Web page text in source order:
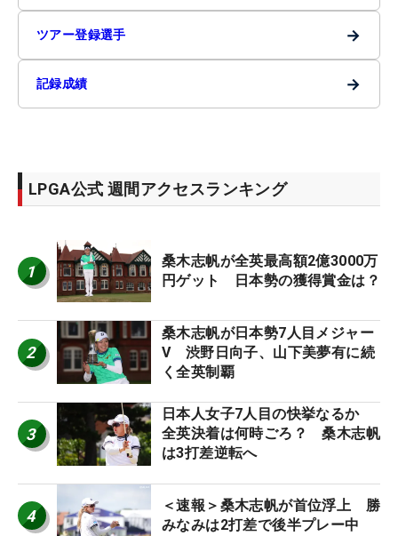
ツアー登録選手 →
記録成績 →
LPGA公式 週間アクセスランキング
1
桑木志帆が全英最高額2億3000万
円ゲット 日本勢の獲得賞金は？
2
桑木志帆が日本勢7人目メジャー
V 渋野日向子、山下美夢有に続
く全英制覇
3
日本人女子7人目の快挙なるか
全英決着は何時ごろ？ 桑木志帆
は3打差逆転へ
4
＜速報＞桑木志帆が首位浮上 勝
みなみは2打差で後半プレー中